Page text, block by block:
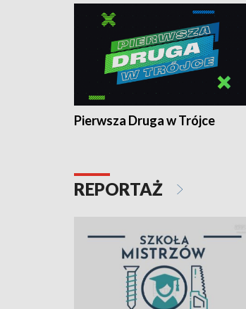
Pierwsza Druga w Trójce
REPORTAŻ